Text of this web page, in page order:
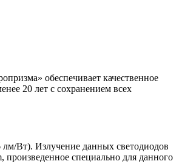
обеспечивает качественное
20 лет с сохранением всех
Вт). Излучение данных светодиодов
произведенное специально для данного